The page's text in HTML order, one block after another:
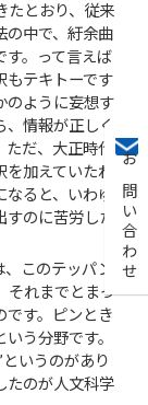
お問い合わせ
たとおり、従来
の中で、紆余曲
す。って言えば
もテキトーです
のように妄想す
情報が正しく
だ、大正時代
加えていたわ
ると、いわゆ
のに苦労した
このテッパン
それまでとまっ
です。ピンとき
う分野です。
いうのがあり
たのが人文科学